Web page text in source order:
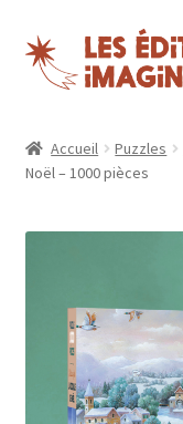
Aller
à
Aller
au
contenu
Boutique
Blog
Espace revendeurs
Mon compte
Accueil Puzzles
Noël – 1000 pièces